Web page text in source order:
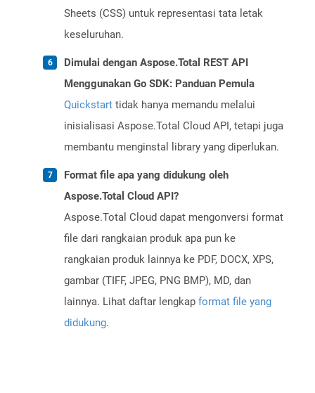
Sheets (CSS) untuk representasi tata letak
keseluruhan.
Dimulai dengan Aspose.Total REST API
Menggunakan Go SDK: Panduan Pemula
Quickstart tidak hanya memandu melalui
inisialisasi Aspose.Total Cloud API, tetapi juga
membantu menginstal library yang diperlukan.
Format file apa yang didukung oleh
Aspose.Total Cloud API?
Aspose.Total Cloud dapat mengonversi format
file dari rangkaian produk apa pun ke
rangkaian produk lainnya ke PDF, DOCX, XPS,
gambar (TIFF, JPEG, PNG BMP), MD, dan
lainnya. Lihat daftar lengkap format file yang
didukung.